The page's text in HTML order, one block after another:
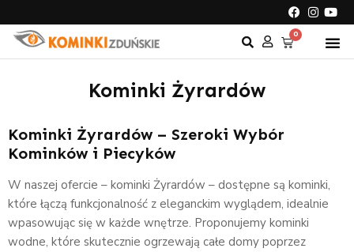
0
Kominki Żyrardów
Kominki Żyrardów – Szeroki Wybór
Kominków i Piecyków
W naszej ofercie – kominki Żyrardów – dostępne są kominki,
które łączą funkcjonalność z eleganckim wyglądem, idealnie
wpasowując się w każde wnętrze. Proponujemy kominki
wodne, które skutecznie ogrzewają całe domy poprzez